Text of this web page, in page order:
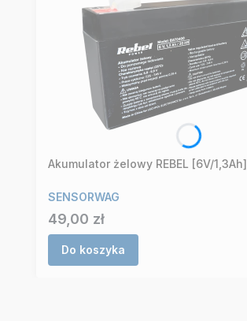
Akumulator żelowy REBEL [6V/1,3Ah]
SENSORWAG
Cena
49,00 zł
Do koszyka